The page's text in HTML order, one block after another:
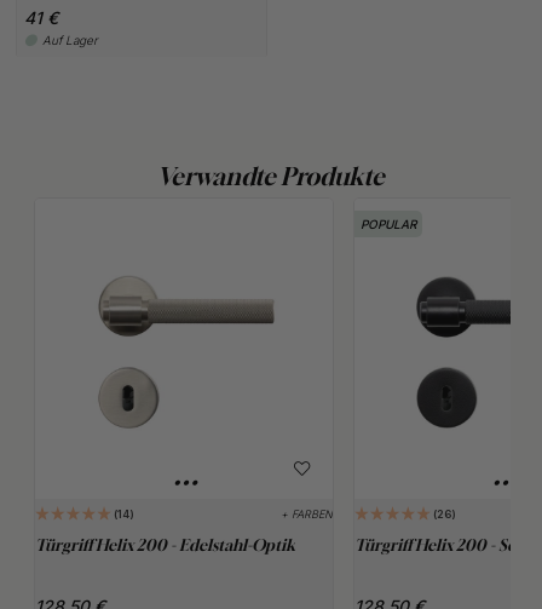
41 €
Auf Lager
Verwandte Produkte
14 + FARBEN
Türgriff Helix 200 - Edelstahl-Optik
POPULAR
26
Türgriff Helix 200 -